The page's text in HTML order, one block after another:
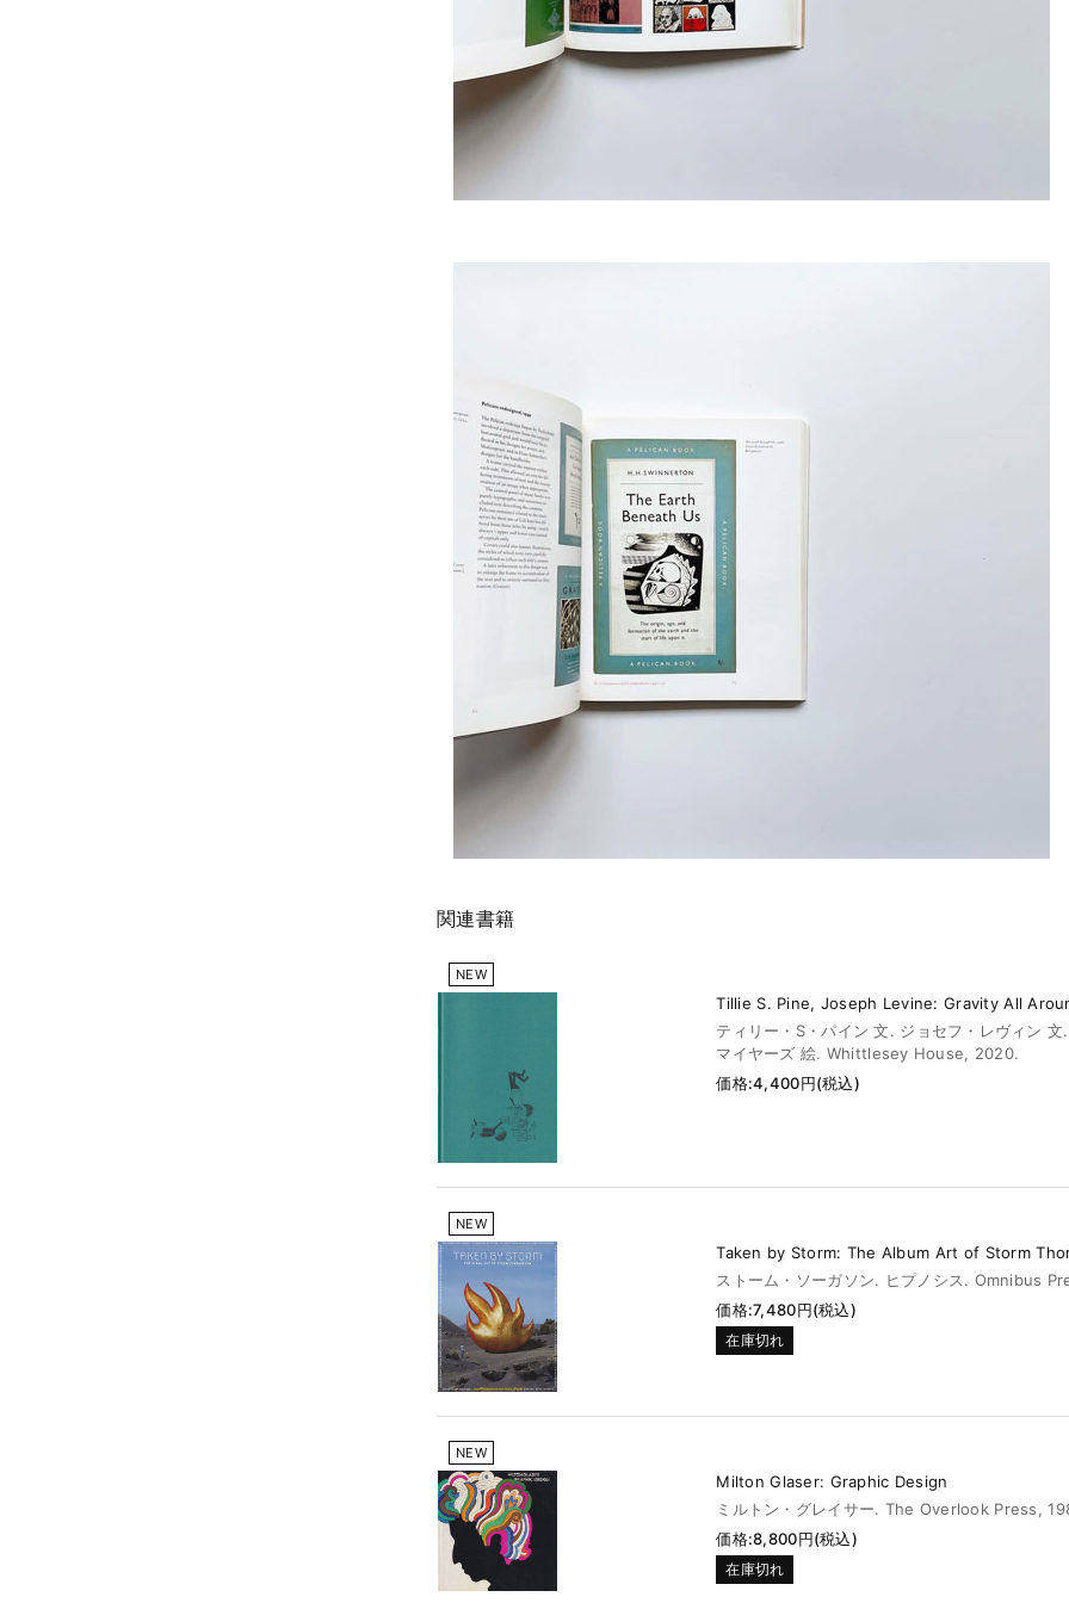
関連書籍
NEW
Tillie S. Pine, Joseph Levine: Gravity All
ティリー・S・パイン 文. ジョセフ・レヴィン 文.
マイヤーズ 絵. Whittlesey House, 2020.
価格:4,400円(税込)
NEW
Taken by Storm: The Album Art of Storm
ストーム・ソーガソン. ヒプノシス. Omnibus
価格:7,480円(税込)
在庫切れ
NEW
Milton Glaser: Graphic Design
ミルトン・グレイサー. The Overlook Press,
価格:8,800円(税込)
在庫切れ